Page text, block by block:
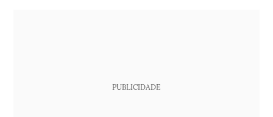
PUBLICIDADE